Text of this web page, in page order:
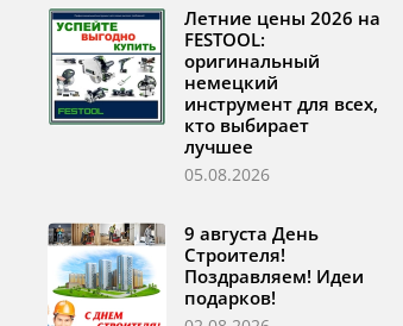
Летние цены 2026 на
FESTOOL:
оригинальный
немецкий
инструмент для всех,
кто выбирает
лучшее
05.08.2026
9 августа День
Строителя!
Поздравляем! Идеи
подарков!